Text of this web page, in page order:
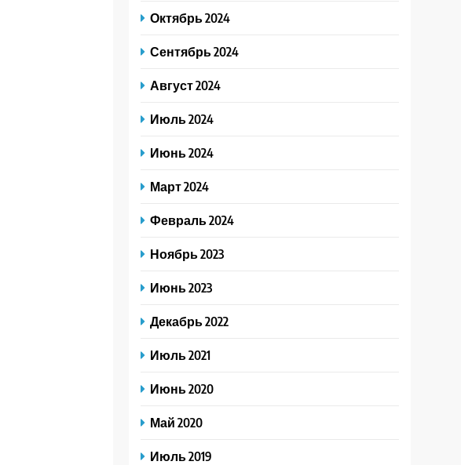
Октябрь 2024
Сентябрь 2024
Август 2024
Июль 2024
Июнь 2024
Март 2024
Февраль 2024
Ноябрь 2023
Июнь 2023
Декабрь 2022
Июль 2021
Июнь 2020
Май 2020
Июль 2019